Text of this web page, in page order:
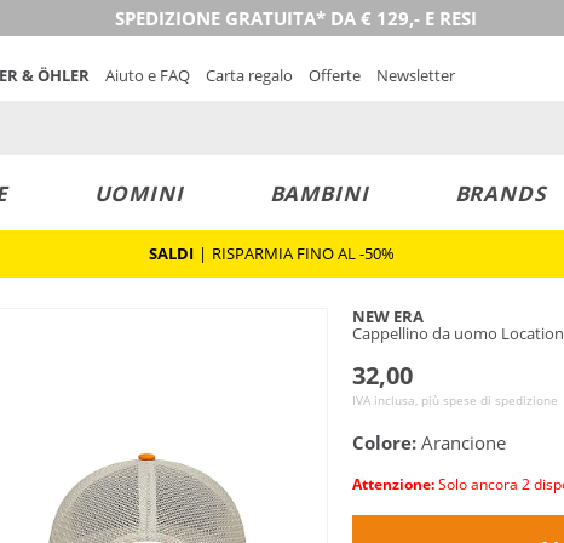
SPEDIZIONE GRATUITA* DA € 129,- E RESI
& ÖHLER Aiuto e FAQ Carta regalo Offerte Newsletter
UOMINI BAMBINI BRANDS
SALDI | RISPARMIA FINO AL -50%
NEW ERA
Cappellino da uomo
32,00
IVA inclusa, più spese di spedizione
Colore: Arancione
Attenzione: Solo ancora 2